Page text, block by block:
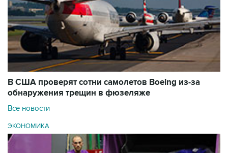
В США проверят сотни самолетов Boeing из-за
обнаружения трещин в фюзеляже
Все новости
ЭКОНОМИКА